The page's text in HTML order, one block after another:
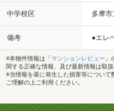
中学校区 多摩
備考 ●エレ
※本物件情報は「 マンションレビュー 」
関する正確な情報、及び最新情報は取
※当情報を基に発生した損害等につい
ご理解の上ご利用ください。